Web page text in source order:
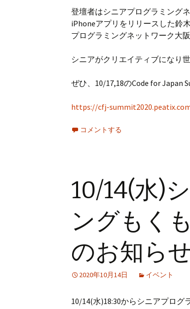
登壇者はシニアプログラミング
iPhoneアプリをリリースした鈴
プログラミングネットワーク大
シニアがクリエイティブになり
ぜひ、10/17,18のCode for Japan
https://cfj-
コメントする
10/14(水)
ングもく
のお知ら
2020年10月14日 イベント
10/14(水)18:30からシニアプログ